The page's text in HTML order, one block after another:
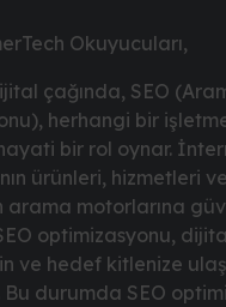
Okuyucuları,
çağında, SEO
herhangi bir
bir rol oynar.
ürünleri, hizmetleri
arama motorlarına
optimizasyonu, dijital
ve hedef kitlenize
Bu durumda SEO